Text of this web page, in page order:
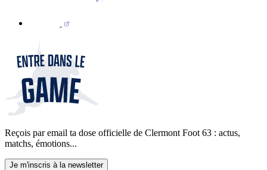
Reçois par email ta dose officielle de Clermont Foot 63 : actus,
matchs, émotions...
Je m'inscris à la newsletter